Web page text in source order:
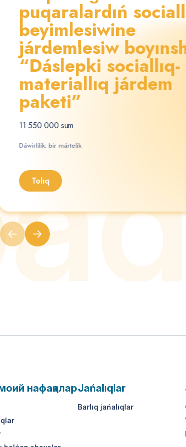
puqaralardıń
beyimlesiwine
járdemlesiw
“Dáslepki sociallıq-
materiallıq járdem
paketi”
11 550 000 sum
Dáwirlilik: bir mártelik
Tolıq
ial
a
нафақаларJańalıqlar
Barlıq jańalıqlar